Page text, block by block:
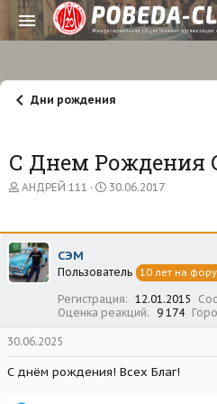
Дни рождения
С Днем Рождения
А
о
р
т
е
АНДРЕЙ 111
Д
а
ч
л
а
30.06.2017
СЭМ
Пользователь 10 лет на
Регистрация 12.01.2015
Оценка реакций
9 174
30.06.2025
С днём рождения! Всех Благ!